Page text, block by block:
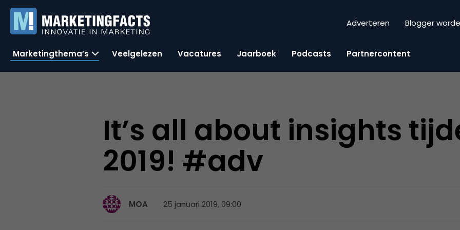
Adverteren Blogger
Marketingthema’s Veelgelezen Vacatures Jaarboek Podcasts Partnercontent
It’s all about insights
2019! #adv
MOA 25 januari 2019, 09:00